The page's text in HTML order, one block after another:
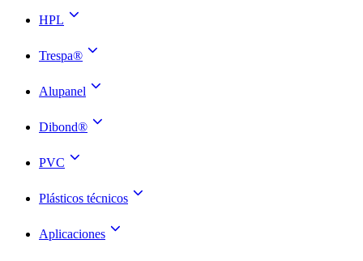
HPL
Trespa®
Alupanel
Dibond®
PVC
Plásticos técnicos
Aplicaciones